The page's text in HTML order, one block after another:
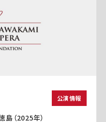
公演情報
島（2025年）